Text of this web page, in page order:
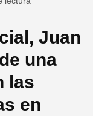
Juan
una
las
en